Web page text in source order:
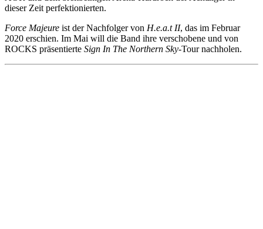
dieser Zeit perfektionierten.
Force Majeure ist der Nachfolger von H.e.a.t II, das im Februar
2020 erschien. Im Mai will die Band ihre verschobene und von
ROCKS präsentierte Sign In The Northern Sky-Tour nachholen.